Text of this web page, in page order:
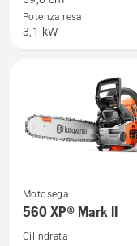
555Potenza resa
3,1 kW
Vedi
maggiori
Motosega
560 XP® Mark II
Cilindrata